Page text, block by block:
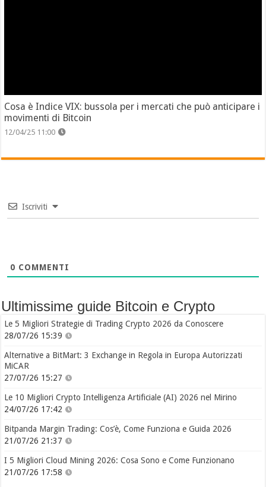
Cosa è Indice VIX: bussola per i mercati che può anticipare i
movimenti di Bitcoin
12/04/25 11:00
Iscriviti
0 COMMENTI
Ultimissime guide Bitcoin e Crypto
Le 5 Migliori Strategie di Trading Crypto 2026 da Conoscere
28/07/26 15:39
Alternative a BitMart: 3 Exchange in Regola in Europa Autorizzati
MiCAR
27/07/26 15:27
Le 10 Migliori Crypto Intelligenza Artificiale (AI) 2026 nel Mirino
24/07/26 17:42
Bitpanda Margin Trading: Cos’è, Come Funziona e Guida 2026
21/07/26 21:37
I 5 Migliori Cloud Mining 2026: Cosa Sono e Come Funzionano
21/07/26 17:58